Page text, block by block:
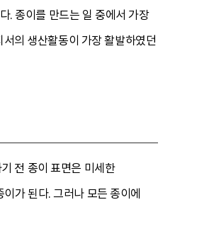
. 종이를 만드는 일 중에서 가장
의 생산활동이 가장 활발하였던
전 종이 표면은 미세한
가 된다. 그러나 모든 종이에